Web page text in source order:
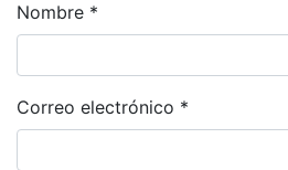
Nombre *
Correo electrónico *